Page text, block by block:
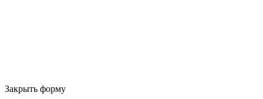
Закрыть форму